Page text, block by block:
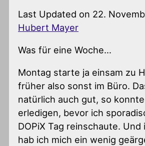
Last Updated on 22.
Hubert Mayer
Was für eine Woche…
Montag starte ja einsam zu
früher also sonst im Büro.
natürlich auch gut, so
erledigen, bevor ich
DOPiX Tag reinschaute. Und
hab ich mich ein wenig